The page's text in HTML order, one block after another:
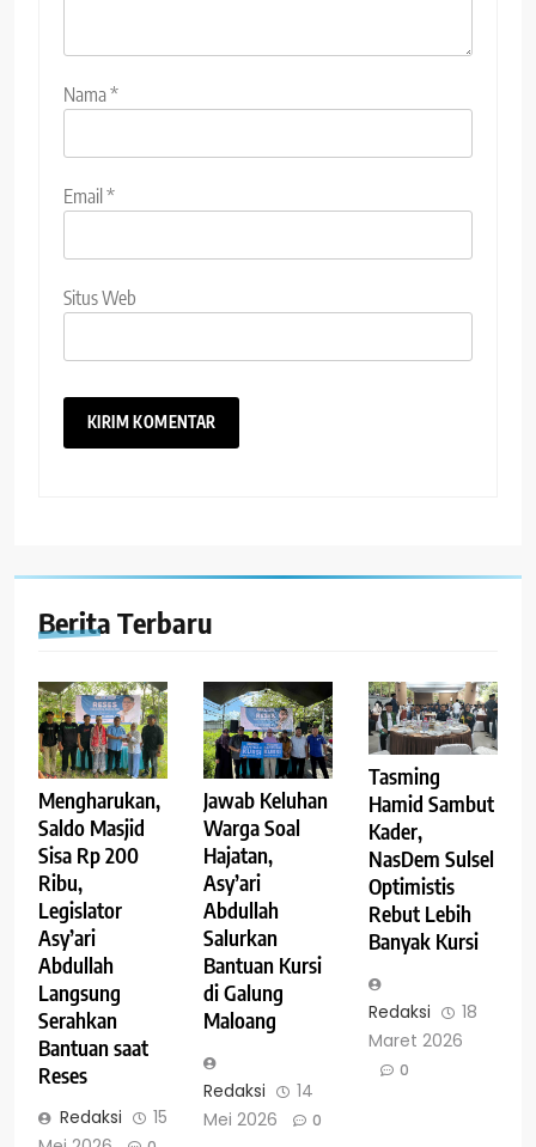
Nama*
Email*
Situs Web
Berita Terbaru
Mengharukan,
Saldo Masjid
Sisa Rp 200
Ribu,
Legislator
Asy’ari
Abdullah
Langsung
Serahkan
Bantuan saat
Reses
Redaksi
15
Jawab Keluhan
Warga Soal
Hajatan,
Asy’ari
Abdullah
Salurkan
Bantuan Kursi
di Galung
Maloang
Redaksi
14
Mei 2026
0
Tasming
Hamid Sambut
Kader,
NasDem Sulsel
Optimistis
Rebut Lebih
Banyak Kursi
Redaksi
18
Maret 2026
0